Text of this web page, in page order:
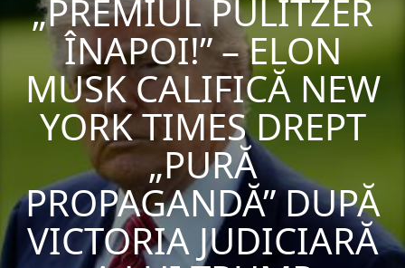
„PREMIUL PULITZER
ÎNAPOI!” – ELON
MUSK CALIFICĂ NEW
YORK TIMES DREPT
„PURĂ
PROPAGANDĂ” DUPĂ
VICTORIA JUDICIARĂ